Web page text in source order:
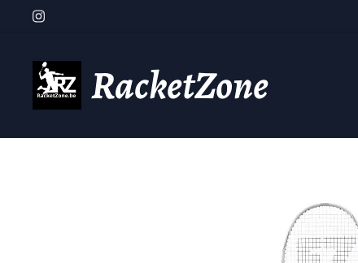
RacketZone